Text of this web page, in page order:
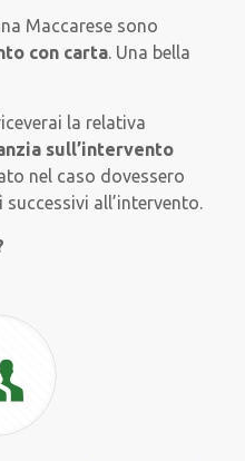
Maccarese sono
con carta. Una bella
la relativa
sull’intervento
nel caso dovessero
all’intervento.